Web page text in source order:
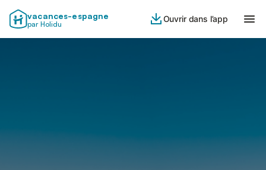
vacances-espagne
par Holidu
Ouvrir dans l’app